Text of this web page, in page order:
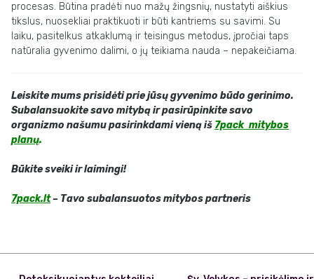
procesas. Būtina pradėti nuo mažų žingsnių, nustatyti aiškius
tikslus, nuosekliai praktikuoti ir būti kantriems su savimi. Su
laiku, pasitelkus atkaklumą ir teisingus metodus, įpročiai taps
natūralia gyvenimo dalimi, o jų teikiama nauda – nepakeičiama.
Leiskite mums prisidėti prie jūsų gyvenimo būdo gerinimo.
Subalansuokite savo mitybą ir pasirūpinkite savo
organizmo našumu pasirinkdami vieną iš 7pack mitybos
planų.
Būkite sveiki ir laimingi!
7pack.lt– Tavo subalansuotos mitybos partneris